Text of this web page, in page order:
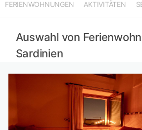
Ferienwohnungen in Monaco mieten
Ferienwohnungen in Abruzzen mieten
FERIENWOHNUNGEN AKTIVITÄTEN
Auswahl von
Sardinien